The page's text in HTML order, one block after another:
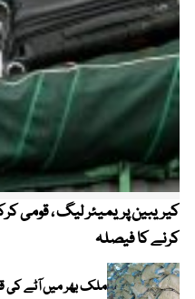
کرنے کا فیصلہ
ملک بھر میں آٹے